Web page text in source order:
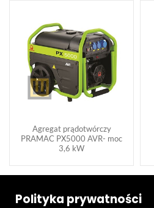
Agregat prądotwórczy
PRAMAC PX5000 AVR- moc
3,6 kW
Polityka prywatności